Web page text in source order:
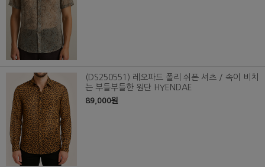
(DS250551) 레오파드 폴리 쉬폰 셔츠 / 속이 비치
는 부들부들한 원단 HYENDAE
89,000원